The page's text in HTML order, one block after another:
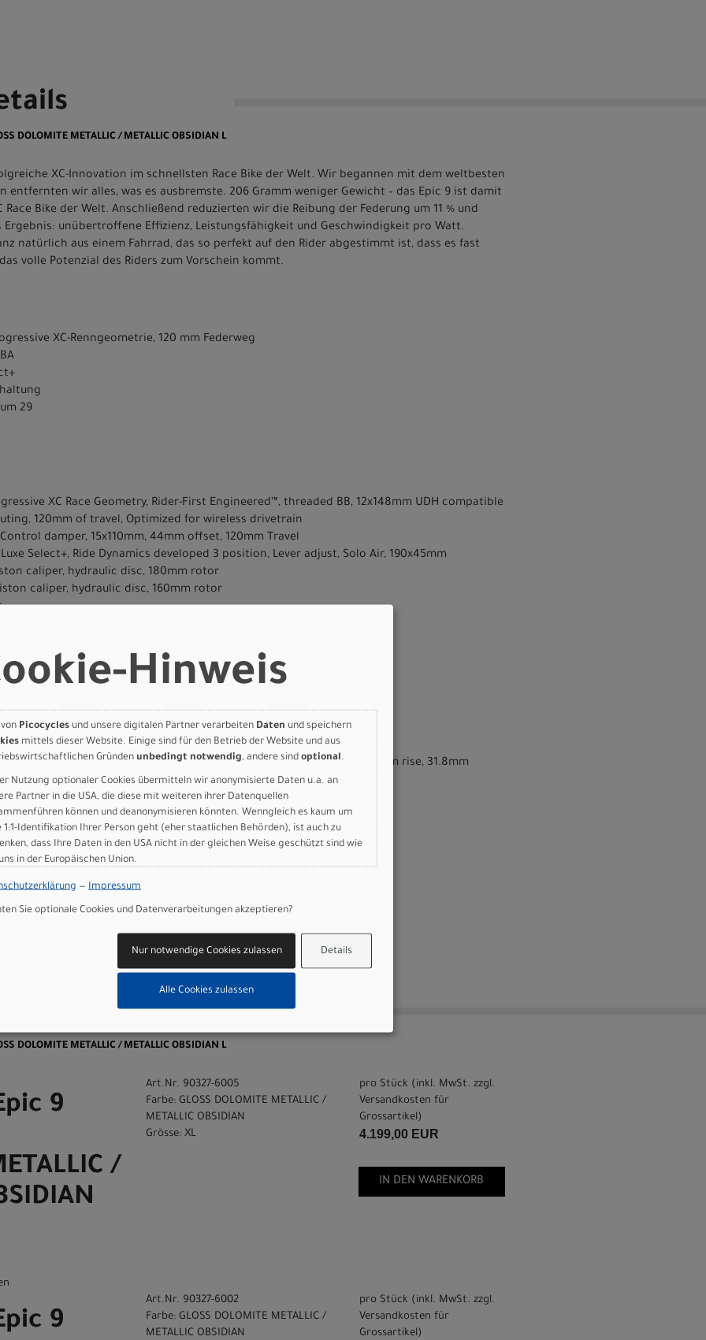
DOLOMITE METALLIC / METALLIC OBSIDIAN L
XC-Innovation im schnellsten Race Bike der Welt. Wir begannen mit dem weltbesten
entfernten wir alles, was es ausbremste. 206 Gramm weniger Gewicht – das Epic 9 ist damit
Bike der Welt. Anschließend reduzierten wir die Reibung der Federung um 11 % und
unübertroffene Effizienz, Leistungsfähigkeit und Geschwindigkeit pro Watt.
natürlich aus einem Fahrrad, das so perfekt auf den Rider abgestimmt ist, dass es fast
volle Potenzial des Riders zum Vorschein kommt.
XC-Renngeometrie, 120 mm Federweg
29
XC Race Geometry, Rider-First Engineered™, threaded BB, 12x148mm UDH compatible
120mm of travel, Optimized for wireless drivetrain
damper, 15x110mm, 44mm offset, 120mm Travel
Select+, Ride Dynamics developed 3 position, Lever adjust, Solo Air, 190x45mm
caliper, hydraulic disc, 180mm rotor
caliper, hydraulic disc, 160mm rotor
Speed Flattop Chain
165/170mm, 55mm chainline, 32T
Eagle AXS
Wide
Flex Lite Casing, T5/T7 Compound, 29x2.35
Flex Lite Casing, T5/T7 Compound, 29x2.35
4-bolt, 7-degree rise
double-butted alloy, 8-degree backsweep, 6-degree upsweep, 10mm rise, 31.8mm
135mm length, closed end
steel rails
SM: 100mm, M: 125mm, L-XL: 150mm
DOLOMITE METALLIC / METALLIC OBSIDIAN L
9
/
Art.Nr. 90327-6005
Farbe: GLOSS DOLOMITE METALLIC /
METALLIC OBSIDIAN
Grösse: XL
pro Stück (inkl. MwSt. zzgl.
Versandkosten für
Grossartikel )
4.199,00 EUR
IN DEN WARENKORB
9
Art.Nr. 90327-6002
Farbe: GLOSS DOLOMITE METALLIC /
METALLIC OBSIDIAN
pro Stück (inkl. MwSt. zzgl.
Versandkosten für
Grossartikel )
Hinweis
Picocycles und unsere digitalen Partner verarbeiten Daten und speichern
mittels dieser Website. Einige sind für den Betrieb der Website und aus
Gründen unbedingt notwendig, andere sind optional.
Nutzung optionaler Cookies übermitteln wir anonymisierte Daten u.a. an
Partner in die USA, die diese mit weiteren ihrer Datenquellen
können und deanonymisieren könnten. Wenngleich es kaum um
1:1-Identifikation Ihrer Person geht (eher staatlichen Behörden), ist auch zu
dass Ihre Daten in den USA nicht in der gleichen Weise geschützt sind wie
in der Europäischen Union.
— Impressum
Sie optionale Cookies und Datenverarbeitungen akzeptieren?
Details
Nur notwendige Cookies zulassen
Alle Cookies zulassen